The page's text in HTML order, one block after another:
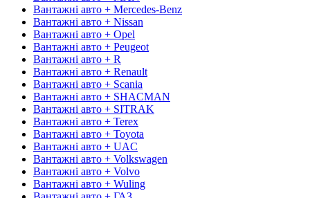
Вантажні авто + Mercedes-Benz
Вантажні авто + Nissan
Вантажні авто + Opel
Вантажні авто + Peugeot
Вантажні авто + R
Вантажні авто + Renault
Вантажні авто + Scania
Вантажні авто + SHACMAN
Вантажні авто + SITRAK
Вантажні авто + Terex
Вантажні авто + Toyota
Вантажні авто + UAC
Вантажні авто + Volkswagen
Вантажні авто + Volvo
Вантажні авто + Wuling